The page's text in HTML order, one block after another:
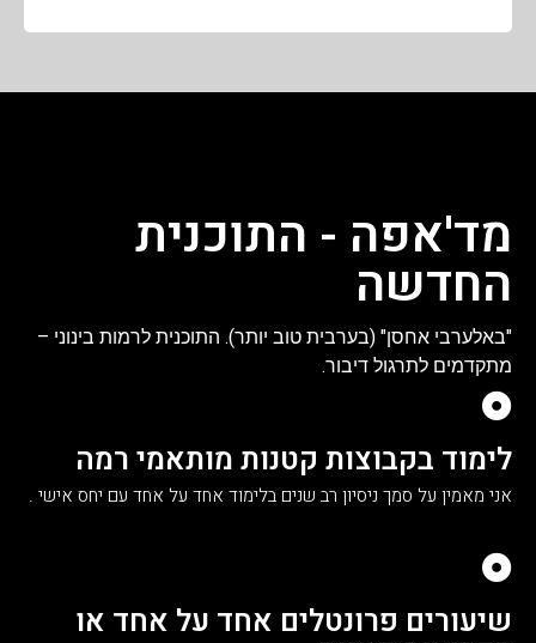
מד'אפה - התוכנית
החדשה
"באלערבי אחסן" (בערבית טוב יותר). התוכנית לרמות בינוני –
מתקדמים לתרגול דיבור.
לימוד בקבוצות קטנות מותאמי רמה
אני מאמין על סמך ניסיון רב שנים בלימוד אחד על אחד עם יחס אישי .
שיעורים פרונטלים אחד על אחד או